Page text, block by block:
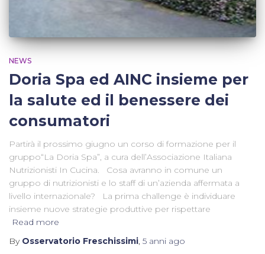
NEWS
Doria Spa ed AINC insieme per
la salute ed il benessere dei
consumatori
Partirà il prossimo giugno un corso di formazione per il
gruppo“La Doria Spa”, a cura dell’Associazione Italiana
Nutrizionisti In Cucina. Cosa avranno in comune un
gruppo di nutrizionisti e lo staff di un’azienda affermata a
livello internazionale? La prima challenge è individuare
insieme nuove strategie produttive per rispettare
Read more
By Osservatorio Freschissimi, 5 anni ago